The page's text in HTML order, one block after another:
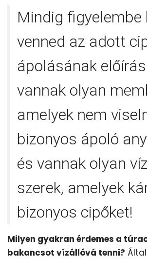
Mindig figyelembe
venned az adott
ápolásának
vannak olyan
amelyek nem
bizonyos ápoló
és vannak olyan
szerek, amelyek
bizonyos cipőket!
Milyen gyakran érdemes a
bakancsot vízállóvá tenni?